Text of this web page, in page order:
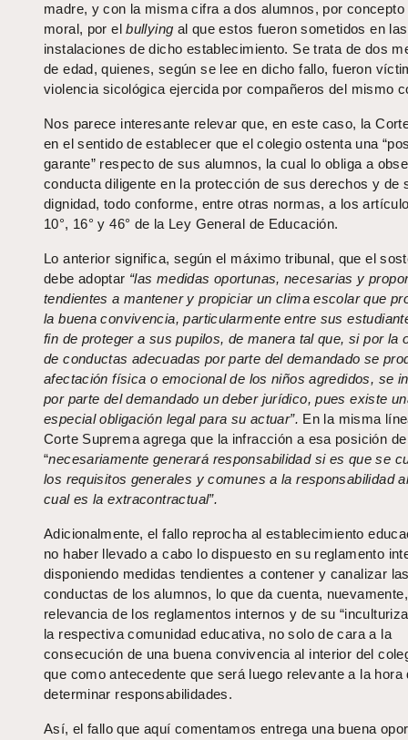
madre, y con la misma cifra a dos alumnos, por concepto
moral, por elbullying al que estos fueron sometidos en las
instalaciones de dicho establecimiento. Se trata de dos
de edad, quienes, según se lee en dicho fallo, fueron
violencia sicológica ejercida por compañeros del mismo
Nos parece interesante relevar que, en este caso, la
en el sentido de establecer que el colegio ostenta una
garante” respecto de sus alumnos, la cual lo obliga a
conducta diligente en la protección de sus derechos y de
dignidad, todo conforme, entre otras normas, a los
10°, 16° y 46° de la Ley General de Educación.
Lo anterior significa, según el máximo tribunal, que el
debe adoptar “las medidas oportunas, necesarias y
tendientes a mantener y propiciar un clima escolar que
la buena convivencia, particularmente entre sus
fin de proteger a sus pupilos, de manera tal que, si por la
de conductas adecuadas por parte del demandado se
afectación física o emocional de los niños agredidos, se
por parte del demandado un deber jurídico, pues existe
especial obligación legal para su actuar”. En la misma
Corte Suprema agrega que la infracción a esa posición
“necesariamente generará responsabilidad si es que se
los requisitos generales y comunes a la responsabilidad
cual es la extracontractual”.
Adicionalmente, el fallo reprocha al establecimiento
no haber llevado a cabo lo dispuesto en su reglamento
disponiendo medidas tendientes a contener y canalizar
conductas de los alumnos, lo que da cuenta,
relevancia de los reglamentos internos y de su
la respectiva comunidad educativa, no solo de cara a la
consecución de una buena convivencia al interior del
que como antecedente que será luego relevante a la hora
determinar responsabilidades.
Así, el fallo que aquí comentamos entrega una buena